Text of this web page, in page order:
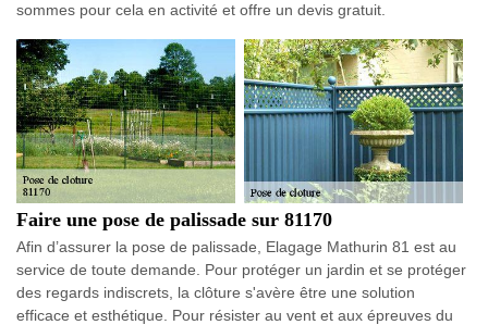
sommes pour cela en activité et offre un devis gratuit.
Faire une pose de palissade sur 81170
Afin d’assurer la pose de palissade, Elagage Mathurin 81 est au
service de toute demande. Pour protéger un jardin et se protéger
des regards indiscrets, la clôture s'avère être une solution
efficace et esthétique. Pour résister au vent et aux épreuves du